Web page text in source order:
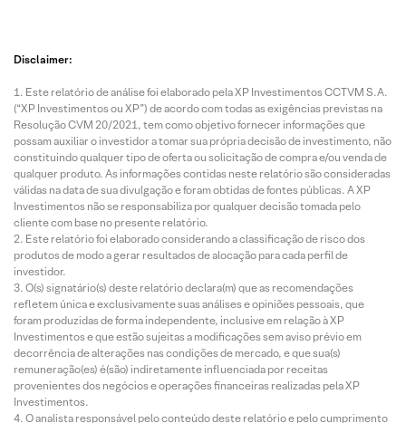
Disclaimer:
Este relatório de análise foi elaborado pela XP Investimentos CCTVM S.A.
(“XP Investimentos ou XP”) de acordo com todas as exigências previstas na
Resolução CVM 20/2021, tem como objetivo fornecer informações que
possam auxiliar o investidor a tomar sua própria decisão de investimento, não
constituindo qualquer tipo de oferta ou solicitação de compra e/ou venda de
qualquer produto. As informações contidas neste relatório são consideradas
válidas na data de sua divulgação e foram obtidas de fontes públicas. A XP
Investimentos não se responsabiliza por qualquer decisão tomada pelo
cliente com base no presente relatório.
Este relatório foi elaborado considerando a classificação de risco dos
produtos de modo a gerar resultados de alocação para cada perfil de
investidor.
O(s) signatário(s) deste relatório declara(m) que as recomendações
refletem única e exclusivamente suas análises e opiniões pessoais, que
foram produzidas de forma independente, inclusive em relação à XP
Investimentos e que estão sujeitas a modificações sem aviso prévio em
decorrência de alterações nas condições de mercado, e que sua(s)
remuneração(es) é(são) indiretamente influenciada por receitas
provenientes dos negócios e operações financeiras realizadas pela XP
Investimentos.
O analista responsável pelo conteúdo deste relatório e pelo cumprimento